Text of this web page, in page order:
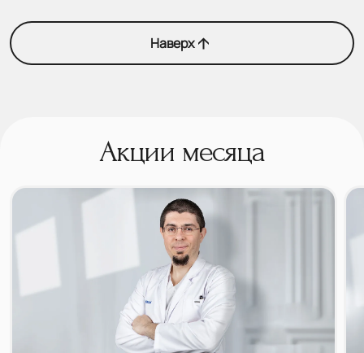
Наверх
Акции месяца